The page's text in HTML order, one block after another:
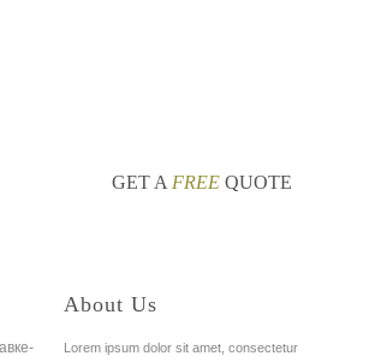
GET A FREE QUOTE
About Us
Lorem ipsum dolor sit amet, consectetur